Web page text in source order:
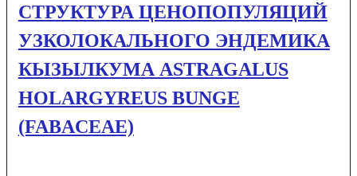
СТРУКТУРА ЦЕНОПОПУЛЯЦИЙ
УЗКОЛОКАЛЬНОГО ЭНДЕМИКА
КЫЗЫЛКУМА ASTRAGALUS
HOLARGYREUS BUNGE
(FABACEAE)